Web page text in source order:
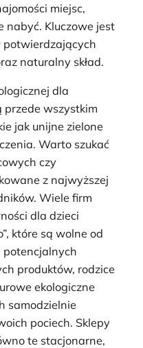
miejsc,
nabyć. Kluczowe jest
naturalny skład.
dla
przede wszystkim
jak unijne zielone
Warto szukać
czy
z najwyższej
Wiele firm
dla dzieci
które są wolne od
potencjalnych
produktów, rodzice
ekologiczne
samodzielnie
pociech. Sklepy
te stacjonarne,